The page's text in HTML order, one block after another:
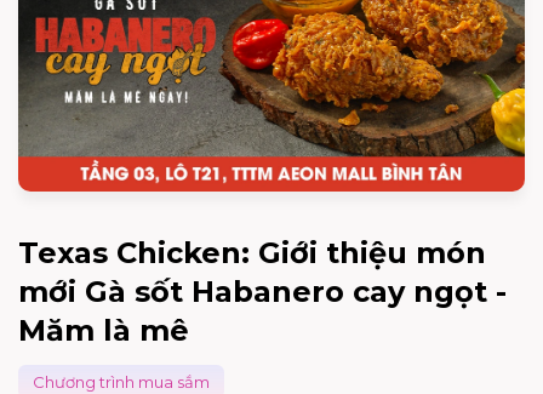
Texas Chicken: Giới thiệu món
mới Gà sốt Habanero cay ngọt -
Măm là mê
Chương trình mua sắm